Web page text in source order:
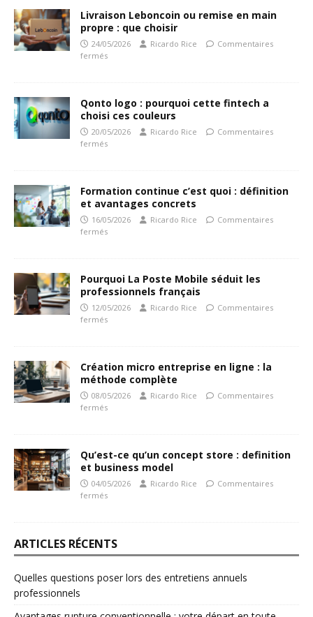
Livraison Leboncoin ou remise en main
propre : que choisir
24/05/2026 Ricardo Rice
Commentaires
fermés
Qonto logo : pourquoi cette fintech a
choisi ces couleurs
20/05/2026 Ricardo Rice
Commentaires
fermés
Formation continue c’est quoi : définition
et avantages concrets
16/05/2026 Ricardo Rice
Commentaires
fermés
Pourquoi La Poste Mobile séduit les
professionnels français
12/05/2026 Ricardo Rice
Commentaires
fermés
Création micro entreprise en ligne : la
méthode complète
08/05/2026 Ricardo Rice
Commentaires
fermés
Qu’est-ce qu’un concept store : definition
et business model
04/05/2026 Ricardo Rice
Commentaires
fermés
ARTICLES RÉCENTS
Quelles questions poser lors des entretiens annuels
professionnels